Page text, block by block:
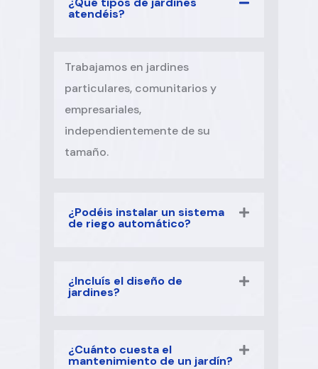
atendéis?
Trabajamos en jardines
particulares, comunitarios y
empresariales,
independientemente de su
tamaño.
¿Podéis instalar un sistema
de riego automático?
¿Incluís el diseño de
jardines?
¿Cuánto cuesta el
mantenimiento de un jardín?